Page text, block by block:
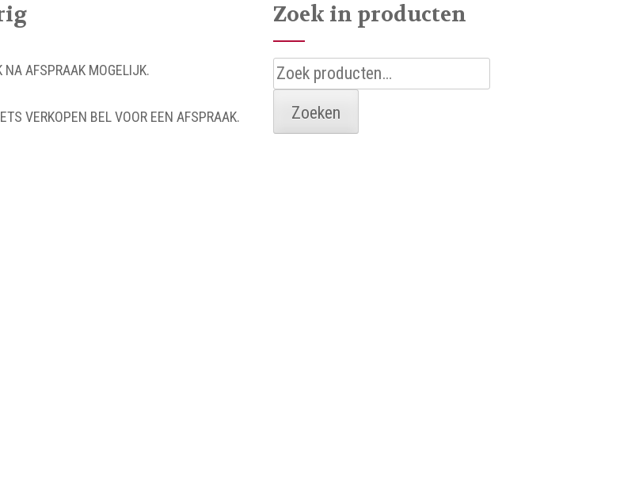
NA AFSPRAAK MOGELIJK.
VERKOPEN BEL VOOR EEN AFSPRAAK.
Zoek in producten
Zoeken
naar:
Zoeken